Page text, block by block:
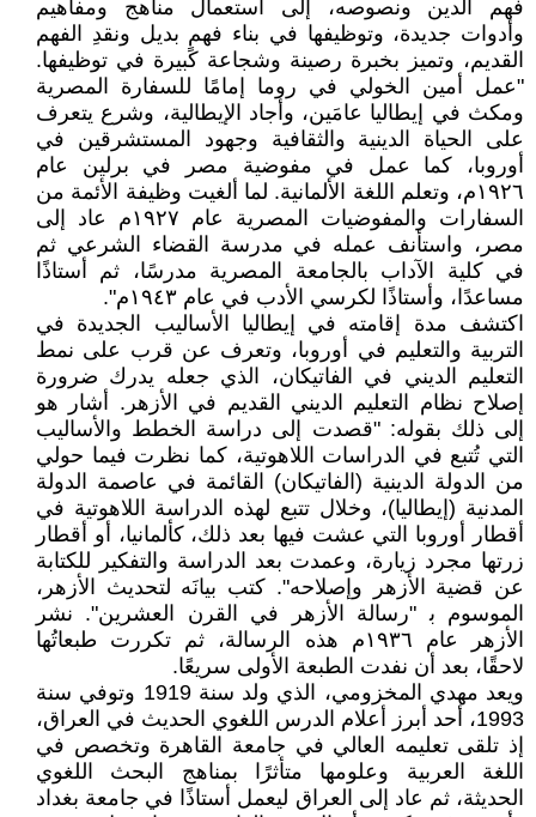
فهم الدين ونصوصه، إلى استعمال مناهج ومفاهيم
وأدوات جديدة، وتوظيفها في بناء فهمٍ بديل ونقدِ الفهم
القديم، وتميز بخبرة رصينة وشجاعة كبيرة في توظيفها.
"عمل أمين الخولي في روما إمامًا للسفارة المصرية
ومكث في إيطاليا عامَين، وأجاد الإيطالية، وشرع يتعرف
على الحياة الدينية والثقافية وجهود المستشرقين في
أوروبا، كما عمل في مفوضية مصر في برلين عام
١٩٢٦م، وتعلم اللغة الألمانية. لما ألغيت وظيفة الأئمة من
السفارات والمفوضيات المصرية عام ١٩٢٧م عاد إلى
مصر، واستأنف عمله في مدرسة القضاء الشرعي ثم
في كلية الآداب بالجامعة المصرية مدرسًا، ثم أستاذًا
مساعدًا، وأستاذًا لكرسي الأدب في عام ١٩٤٣م".
اكتشف مدة إقامته في إيطاليا الأساليب الجديدة في
التربية والتعليم في أوروبا، وتعرف عن قرب على نمط
التعليم الديني في الفاتيكان، الذي جعله يدرك ضرورة
إصلاح نظام التعليم الديني القديم في الأزهر. أشار هو
إلى ذلك بقوله: "قصدت إلى دراسة الخطط والأساليب
التي تُتبع في الدراسات اللاهوتية، كما نظرت فيما حولي
من الدولة الدينية (الفاتيكان) القائمة في عاصمة الدولة
المدنية (إيطاليا)، وخلال تتبع لهذه الدراسة اللاهوتية في
أقطار أوروبا التي عشت فيها بعد ذلك، كألمانيا، أو أقطار
زرتها مجرد زيارة، وعمدت بعد الدراسة والتفكير للكتابة
عن قضية الأزهر وإصلاحه". كتب بيانَه لتحديث الأزهر،
الموسوم ﺑ "رسالة الأزهر في القرن العشرين". نشر
الأزهر عام ١٩٣٦م هذه الرسالة، ثم تكررت طبعاتُها
لاحقًا، بعد أن نفدت الطبعة الأولى سريعًا.
ويعد مهدي المخزومي، الذي ولد سنة 1919 وتوفي سنة
1993، أحد أبرز أعلام الدرس اللغوي الحديث في العراق،
إذ تلقى تعليمه العالي في جامعة القاهرة وتخصص في
اللغة العربية وعلومها متأثرًا بمناهج البحث اللغوي
الحديثة، ثم عاد إلى العراق ليعمل أستاذًا في جامعة بغداد